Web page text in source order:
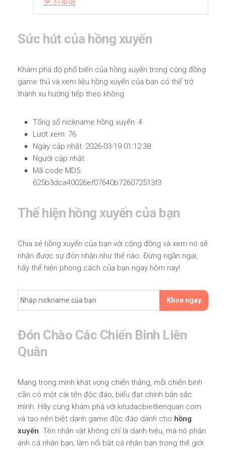
쿤 신주아
Sức hút của hồng xuyến
Khám phá độ phổ biến của hồng xuyến trong cộng đồng
game thủ và xem liệu hồng xuyến của bạn có thể trở
thành xu hướng tiếp theo không.
Tổng số nickname hồng xuyến: 4
Lượt xem: 76
Ngày cập nhật: 2026-03-19 01:12:38
Người cập nhật:
Mã code MD5:
625b3dca40026ef07640b726072513f3
Thể hiện hồng xuyến của bạn
Chia sẻ hồng xuyến của bạn với cộng đồng và xem nó sẽ
nhận được sự đón nhận như thế nào. Đừng ngần ngại,
hãy thể hiện phong cách của bạn ngay hôm nay!
Khoe ngay
Đón Chào Các Chiến Binh Liên
Quân
Mang trong mình khát vọng chiến thắng, mỗi chiến binh
cần có một cái tên độc đáo, biểu đạt chính bản sắc
mình. Hãy cùng khám phá với kitudacbietlienquan.com
và tạo nên biệt danh game độc đáo dành cho hồng
xuyến. Tên nhân vật không chỉ là danh hiệu, mà nó phản
ánh cá nhân bạn, làm nổi bật cá nhân bạn trong thế giới